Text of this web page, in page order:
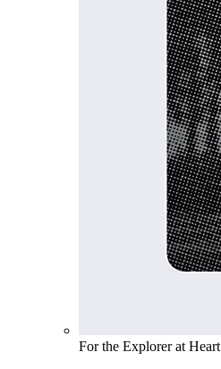
For the Explorer at Heart